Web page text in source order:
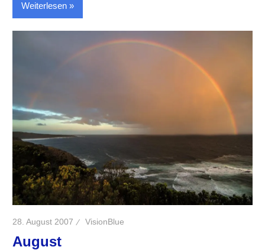
Weiterlesen
28. August 2007 VisionBlue
August